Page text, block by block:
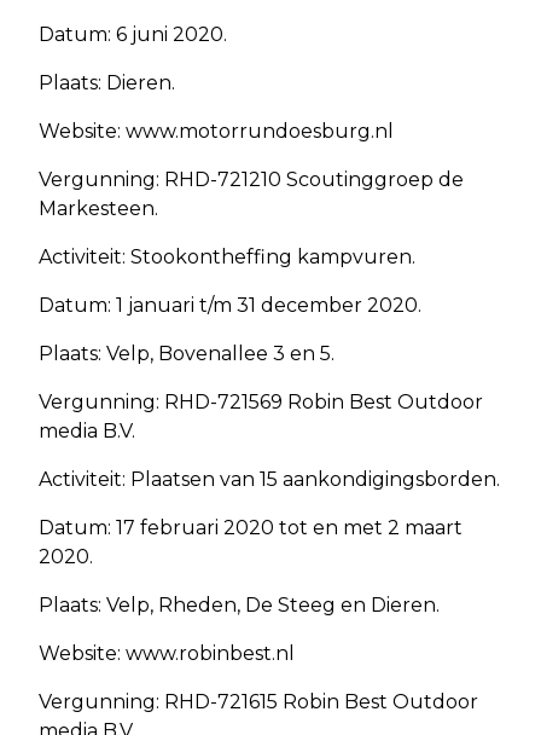
Datum: 6 juni 2020.
Plaats: Dieren.
Website: www.motorrundoesburg.nl
Vergunning: RHD-721210 Scoutinggroep de
Markesteen.
Activiteit: Stookontheffing kampvuren.
Datum: 1 januari t/m 31 december 2020.
Plaats: Velp, Bovenallee 3 en 5.
Vergunning: RHD-721569 Robin Best Outdoor
media B.V.
Activiteit: Plaatsen van 15 aankondigingsborden.
Datum: 17 februari 2020 tot en met 2 maart
2020.
Plaats: Velp, Rheden, De Steeg en Dieren.
Website: www.robinbest.nl
Vergunning: RHD-721615 Robin Best Outdoor